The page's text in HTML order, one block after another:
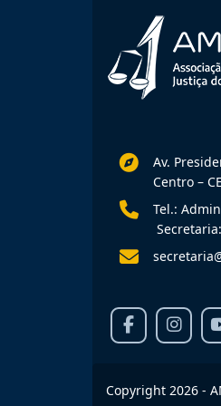
Av.
Centro –
Tel.:
Copyright 2026 -